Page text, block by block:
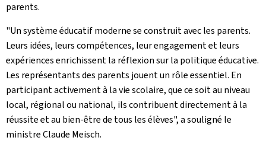
parents.
"Un système éducatif moderne se construit avec les parents.
Leurs idées, leurs compétences, leur engagement et leurs
expériences enrichissent la réflexion sur la politique éducative.
Les représentants des parents jouent un rôle essentiel. En
participant activement à la vie scolaire, que ce soit au niveau
local, régional ou national, ils contribuent directement à la
réussite et au bien-être de tous les élèves", a souligné le
ministre Claude Meisch.